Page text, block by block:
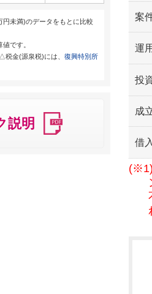
未満)のデータをもとに比較
です。
税金(源泉税)には、 復興特別所
説明
案
運
投
成
借
(※1)